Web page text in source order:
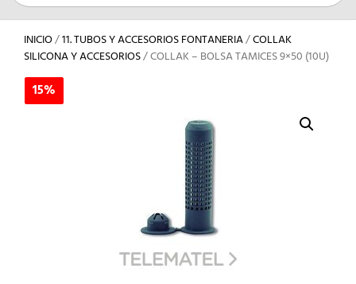
INICIO/11. TUBOS Y ACCESORIOS FONTANERIA/COLLAK
SILICONA Y ACCESORIOS/ COLLAK – BOLSA TAMICES 9×50 (10U)
15%
15%